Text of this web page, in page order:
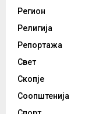
Регион
Религија
Репортажа
Свет
Скопје
Соопштенија